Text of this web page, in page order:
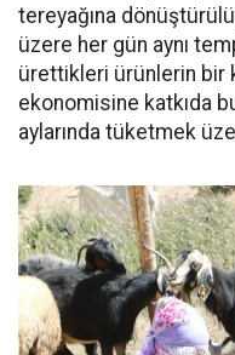
tereyağına
üzere her gün aynı
ürettikleri ürünlerin bir
ekonomisine katkıda
aylarında tüketmek